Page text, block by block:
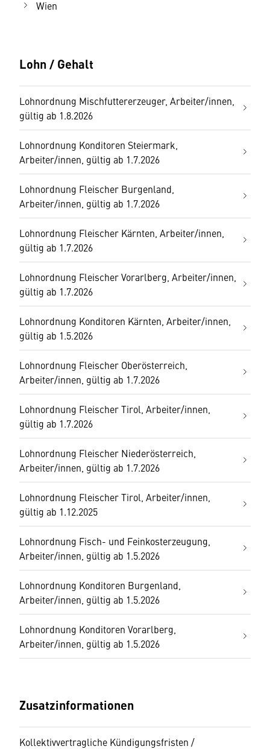
Wien
Lohn / Gehalt
Lohnordnung Mischfuttererzeuger, Arbeiter/innen,
gültig ab 1.8.2026
Lohnordnung Konditoren Steiermark,
Arbeiter/innen, gültig ab 1.7.2026
Lohnordnung Fleischer Burgenland,
Arbeiter/innen, gültig ab 1.7.2026
Lohnordnung Fleischer Kärnten, Arbeiter/innen,
gültig ab 1.7.2026
Lohnordnung Fleischer Vorarlberg, Arbeiter/innen,
gültig ab 1.7.2026
Lohnordnung Konditoren Kärnten, Arbeiter/innen,
gültig ab 1.5.2026
Lohnordnung Fleischer Oberösterreich,
Arbeiter/innen, gültig ab 1.7.2026
Lohnordnung Fleischer Tirol, Arbeiter/innen,
gültig ab 1.7.2026
Lohnordnung Fleischer Niederösterreich,
Arbeiter/innen, gültig ab 1.7.2026
Lohnordnung Fleischer Tirol, Arbeiter/innen,
gültig ab 1.12.2025
Lohnordnung Fisch- und Feinkosterzeugung,
Arbeiter/innen, gültig ab 1.5.2026
Lohnordnung Konditoren Burgenland,
Arbeiter/innen, gültig ab 1.5.2026
Lohnordnung Konditoren Vorarlberg,
Arbeiter/innen, gültig ab 1.5.2026
Zusatzinformationen
Kollektivvertragliche Kündigungsfristen /